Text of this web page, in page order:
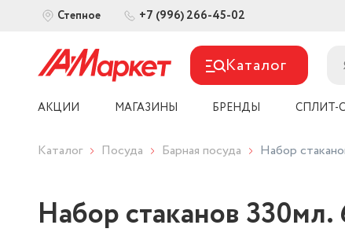
Степное +7 (996) 266-45-02
Каталог
АКЦИИ МАГАЗИНЫ БРЕНДЫ СПЛИТ-
Каталог Посуда Барная посуда Набор
Набор стаканов